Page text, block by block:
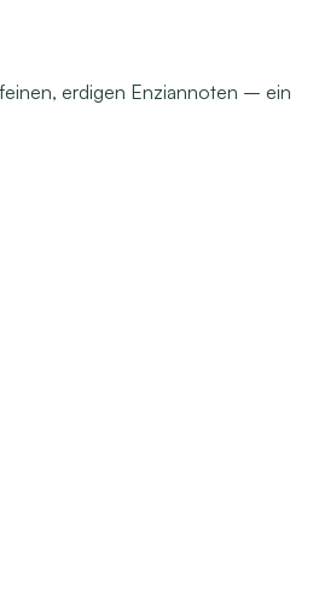
erdigen Enziannoten – ein